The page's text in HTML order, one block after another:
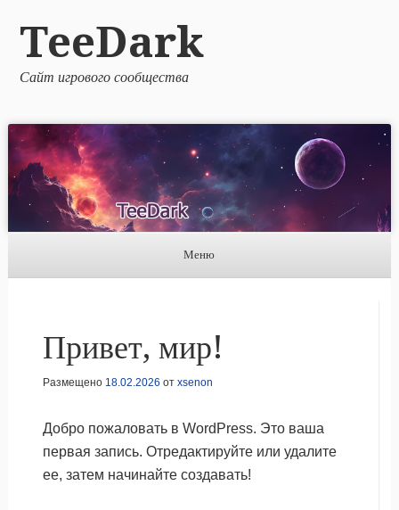
TeeDark
Сайт игрового сообщества
Меню
Привет, мир!
Размещено 18.02.2026 от xsenon
Добро пожаловать в WordPress. Это ваша
первая запись. Отредактируйте или удалите
ее, затем начинайте создавать!